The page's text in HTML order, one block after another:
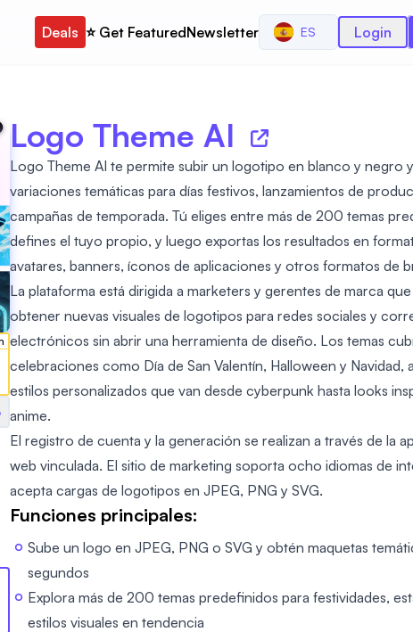
Deals ⭐️ Get FeaturedNewsletter ES Login
Logo Theme AI
Logo Theme AI te permite subir un logotipo en blanco y negro
variaciones temáticas para días festivos, lanzamientos de
campañas de temporada. Tú eliges entre más de 200 temas
defines el tuyo propio, y luego exportas los resultados en
avatares, banners, íconos de aplicaciones y otros formatos de
La plataforma está dirigida a marketers y gerentes de marca
obtener nuevas visuales de logotipos para redes sociales y
electrónicos sin abrir una herramienta de diseño. Los temas
celebraciones como Día de San Valentín, Halloween y Navidad,
estilos personalizados que van desde cyberpunk hasta looks
anime.
El registro de cuenta y la generación se realizan a través de la
web vinculada. El sitio de marketing soporta ocho idiomas de
acepta cargas de logotipos en JPEG, PNG y SVG.
Funciones principales:
Sube un logo en JPEG, PNG o SVG y obtén maquetas
segundos
Explora más de 200 temas predefinidos para festividades,
estilos visuales en tendencia